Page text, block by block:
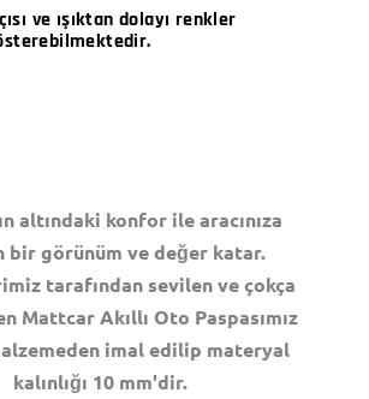
ve ışıktan dolayı renkler
altındaki konfor ile aracınıza
bir görünüm ve değer katar.
tarafından sevilen ve çokça
Mattcar Akıllı Oto Paspasımız
imal edilip materyal
kalınlığı 10 mm'dir.